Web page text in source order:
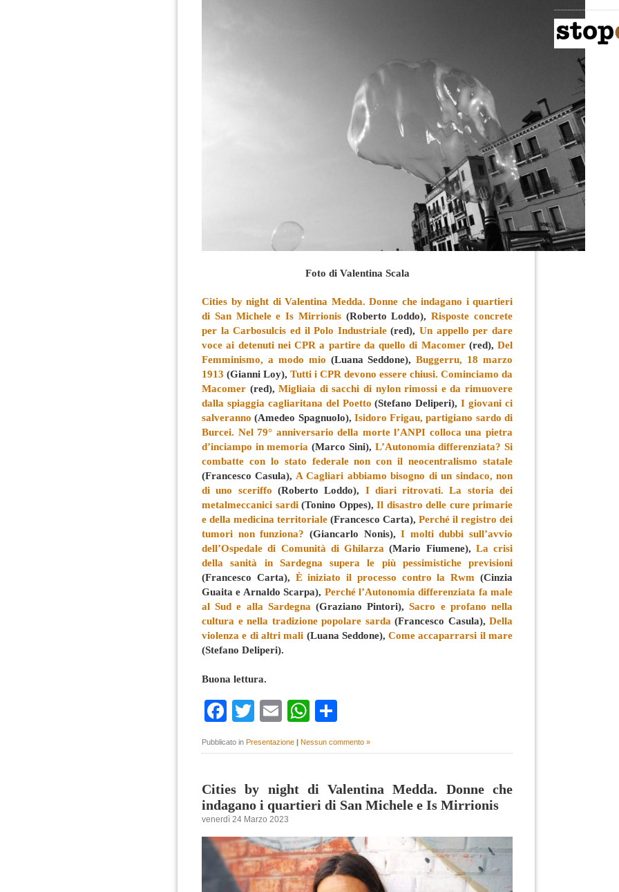
Foto di Valentina Scala
Cities by night di Valentina Medda. Donne che indagano i quartieri
di San Michele e Is Mirrionis(Roberto Loddo),Risposte concrete
per la Carbosulcis ed il Polo Industriale(red),Un appello per dare
voce ai detenuti nei CPR a partire da quello di Macomer(red), Del
Femminismo, a modo mio (Luana Seddone),Buggerru, 18 marzo
1913 (Gianni Loy), Tutti i CPR devono essere chiusi. Cominciamo da
Macomer (red),Migliaia di sacchi di nylon rimossi e da rimuovere
dalla spiaggia cagliaritana del Poetto (Stefano Deliperi),I giovani ci
salveranno (Amedeo Spagnuolo), Isidoro Frigau, partigiano sardo di
Burcei. Nel 79° anniversario della morte l’ANPI colloca una pietra
d’inciampo in memoria (Marco Sini), L’Autonomia differenziata? Si
combatte con lo stato federale non con il neocentralismo statale
(Francesco Casula), A Cagliari abbiamo bisogno di un sindaco, non
di uno sceriffo (Roberto Loddo), I diari ritrovati. La storia dei
metalmeccanici sardi(Tonino Oppes), Il disastro delle cure primarie
e della medicina territoriale (Francesco Carta), Perché il registro dei
tumori non funziona? (Giancarlo Nonis),I molti dubbi sull’avvio
dell’Ospedale di Comunità di Ghilarza (Mario Fiumene), La crisi
della sanità in Sardegna supera le più pessimistiche previsioni
(Francesco Carta), È iniziato il processo contro la Rwm (Cinzia
Guaita e Arnaldo Scarpa), Perché l’Autonomia differenziata fa male
al Sud e alla Sardegna (Graziano Pintori),Sacro e profano nella
cultura e nella tradizione popolare sarda (Francesco Casula), Della
violenza e di altri mali (Luana Seddone),Come accaparrarsi il mare
(Stefano Deliperi).
Buona lettura.
Facebook
TwitterEmailWhatsApp
Pubblicato in Presentazione Nessun commento »
Cities by night di Valentina Medda. Donne che
indagano i quartieri di San Michele e Is Mirrionis
venerdì 24 Marzo 2023